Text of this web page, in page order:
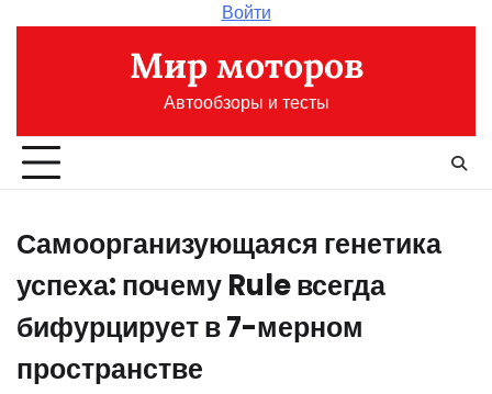
Войти
Мир моторов
Автообзоры и тесты
Самоорганизующаяся генетика
успеха: почему Rule всегда
бифурцирует в 7-мерном
пространстве